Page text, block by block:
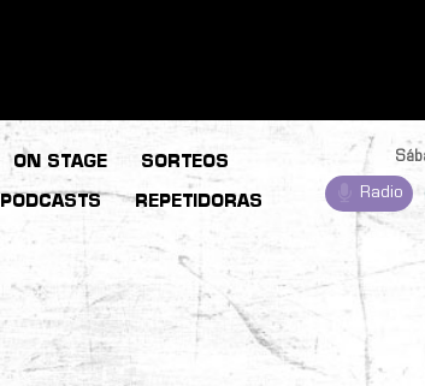
ON STAGE SORTEOS
PODCASTS REPETIDORAS
Radio